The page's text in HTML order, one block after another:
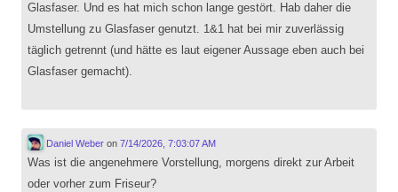
Glasfaser. Und es hat mich schon lange gestört. Hab daher die
Umstellung zu Glasfaser genutzt. 1&1 hat bei mir zuverlässig
täglich getrennt (und hätte es laut eigener Aussage eben auch bei
Glasfaser gemacht).
Daniel Weberon 7/14/2026, 7:03:07 AM
Was ist die angenehmere Vorstellung, morgens direkt zur Arbeit
oder vorher zum Friseur?